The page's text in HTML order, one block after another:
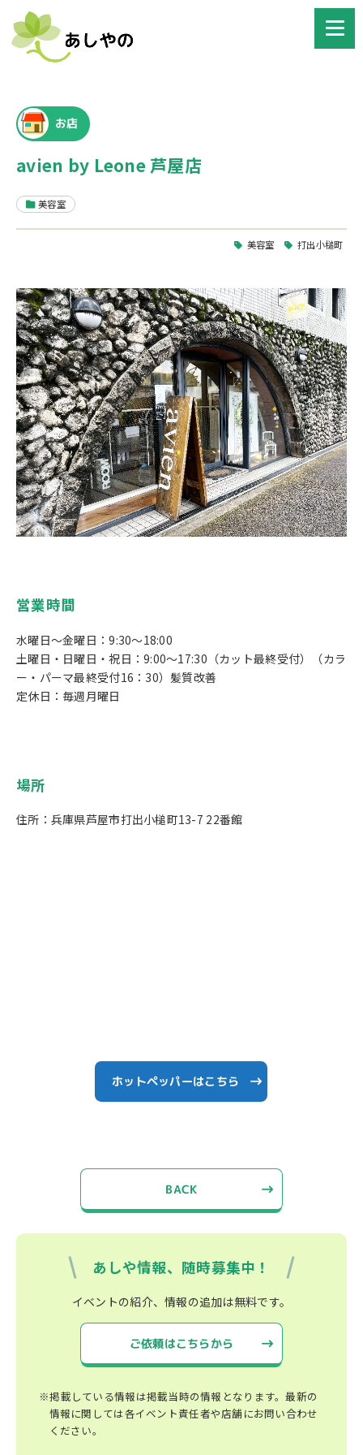
お店
avien by Leone 芦屋店
美容室
美容室 打出小槌町
営業時間
水曜日～金曜日：9:30～18:00
土曜日・日曜日・祝日：9:00～17:30（カット最終受付）（カラ
ー・パーマ最終受付16：30）髪質改善
定休日：毎週月曜日
場所
住所：兵庫県芦屋市打出小槌町13-7 22番館
ホットペッパーはこちら
BACK
あしや情報、随時募集中！
イベントの紹介、情報の追加は無料です。
ご依頼はこちらから
※掲載している情報は掲載当時の情報となります。最新の
情報に関しては各イベント責任者や店舗にお問い合わせ
ください。